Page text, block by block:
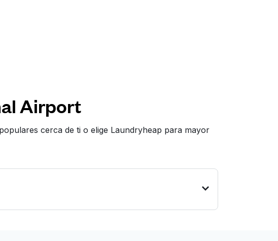
Airport
cerca de ti o elige Laundryheap para mayor